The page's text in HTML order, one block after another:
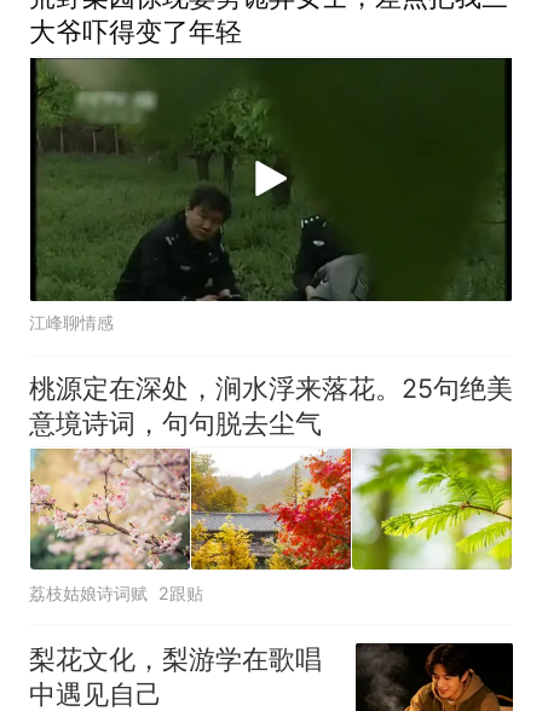
大爷吓得变了年轻
江峰聊情感
桃源定在深处，涧水浮来落花。25句绝美
意境诗词，句句脱去尘气
荔枝姑娘诗词赋 2跟贴
梨花文化，梨游学在歌唱
中遇见自己